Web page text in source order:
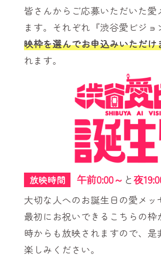
皆さんからご応募いただいた愛
ます。それぞれ『渋谷愛ビジ
映枠を選んでお申込みいただけ
れます。
放映時間 午前0:00～ と夜
大切な人へのお誕生日の愛メ
最初にお祝いできるこちらの枠
時からも放映されますので、
楽しみください。